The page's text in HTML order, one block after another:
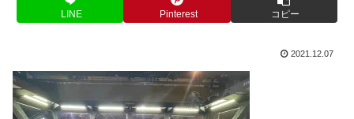
LINE Pinterest コピー
2021.12.07